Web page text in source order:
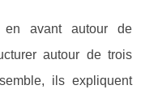
en avant autour de
autour de trois
ils expliquent